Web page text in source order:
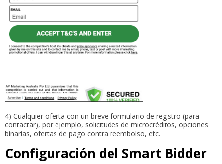
4) Cualquier oferta con un breve formulario de registro (para
contactar), por ejemplo, solicitudes de microcréditos, opciones
binarias, ofertas de pago contra reembolso, etc.
Configuración del Smart Bidder